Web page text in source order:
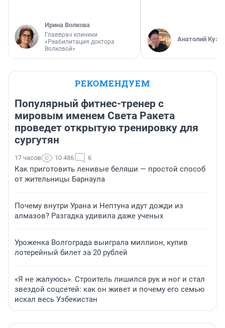
Ирина Волкова
Главврач клиники
«Реабилитация доктора
Волковой»
Анатолий
РЕКОМЕНДУЕМ
Популярный фитнес-тренер с
мировым именем Света Ракета
проведет открытую тренировку для
сургутян
17 часов 10 486 6
Как приготовить ленивые беляши — простой способ
от жительницы Барнаула
Почему внутри Урана и Нептуна идут дожди из
алмазов? Разгадка удивила даже ученых
Уроженка Волгограда выиграла миллион, купив
лотерейный билет за 20 рублей
«Я не жалуюсь». Строитель лишился рук и ног и стал
звездой соцсетей: как он живет и почему его семью
искал весь Узбекистан